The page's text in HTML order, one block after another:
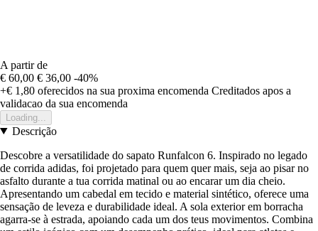
A partir de
€ 60,00 € 36,00 -40%
+€ 1,80 oferecidos na sua proxima encomenda Creditados apos a
validacao da sua encomenda
Loading...
Descrição
Descobre a versatilidade do sapato Runfalcon 6. Inspirado no legado
de corrida adidas, foi projetado para quem quer mais, seja ao pisar no
asfalto durante a tua corrida matinal ou ao encarar um dia cheio.
Apresentando um cabedal em tecido e material sintético, oferece uma
sensação de leveza e durabilidade ideal. A sola exterior em borracha
agarra-se à estrada, apoiando cada um dos teus movimentos. Combina